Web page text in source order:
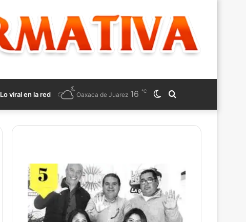
Lo viral en la red
for
Switch
skin
Oaxaca de Juarez 16 ℃